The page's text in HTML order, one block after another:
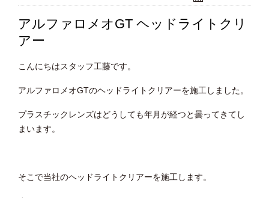
アルファロメオGT ヘッドライトクリ
アー
こんにちはスタッフ工藤です。
アルファロメオGTのヘッドライトクリアーを施工しました。
プラスチックレンズはどうしても年月が経つと曇ってきてし
まいます。
そこで当社のヘッドライトクリアーを施工します。